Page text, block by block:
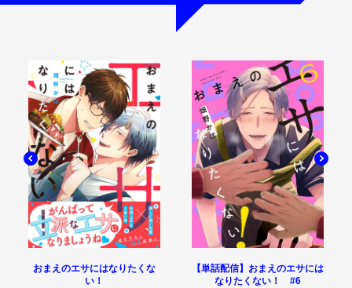
おまえのエサにはなりたくな
い！
【単話配信】おまえのエサには
なりたくない！ #6